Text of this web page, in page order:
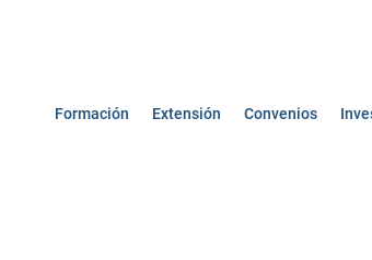
Formación Extensión Convenios